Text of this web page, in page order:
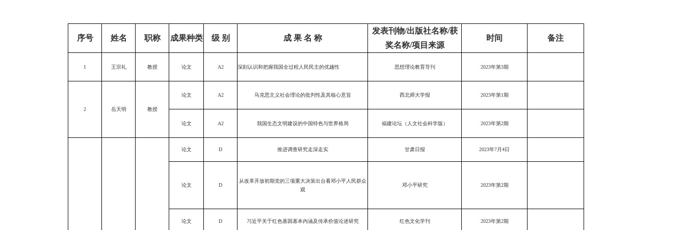
序号 姓名 职称 成果种类 级 别 成 果 名 称
发表刊物/出版社名称/获
奖名称/项目来源
时间 备注
1 王宗礼 教授 论文 A2 深刻认识和把握我国全过程人民民主的优越性 思想理论教育导刊 2023年第3期
2 岳天明 教授
论文 A2 马克思主义社会理论的批判性及其核心意旨 西北师大学报 2023年第1期
论文 A2 我国生态文明建设的中国特色与世界格局 福建论坛（人文社会科学版） 2023年第2期
论文 D 推进调查研究走深走实 甘肃日报 2023年7月4日
论文 D
从改革开放初期党的三项重大决策出台看邓小平人民群众
观
邓小平研究 2023年第2期
论文 D 习近平关于红色基因基本内涵及传承价值论述研究 红色文化学刊 2023年第2期